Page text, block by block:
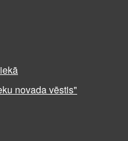
novada vēstis"